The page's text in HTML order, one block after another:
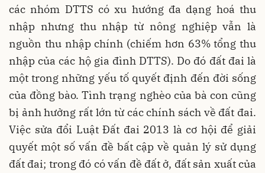
các nhóm DTTS có xu hướng đa dạng hoá thu
nhập nhưng thu nhập từ nông nghiệp vẫn là
nguồn thu nhập chính (chiếm hơn 63% tổng thu
nhập của các hộ gia đình DTTS). Do đó đất đai là
một trong những yếu tố quyết định đến đời sống
của đồng bào. Tình trạng nghèo của bà con cũng
bị ảnh hưởng rất lớn từ các chính sách về đất đai.
Việc sửa đổi Luật Đất đai 2013 là cơ hội để giải
quyết một số vấn đề bất cập về quản lý sử dụng
đất đai; trong đó có vấn đề đất ở, đất sản xuất của